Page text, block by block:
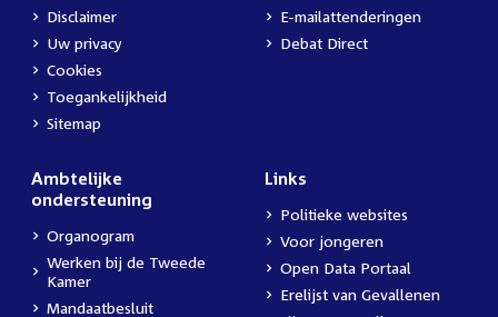
Disclaimer
Uw privacy
Cookies
Toegankelijkheid
Sitemap
E-mailattenderingen
Debat Direct
Ambtelijke
ondersteuning
Organogram
Werken bij de Tweede
Kamer
Mandaatbesluit
Links
Politieke websites
Voor jongeren
Open Data Portaal
Erelijst van Gevallenen